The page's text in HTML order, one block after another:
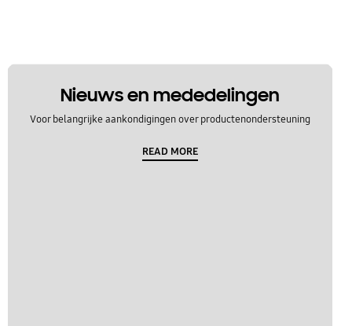
Nieuws en mededelingen
Voor belangrijke aankondigingen over productenondersteuning
READ MORE